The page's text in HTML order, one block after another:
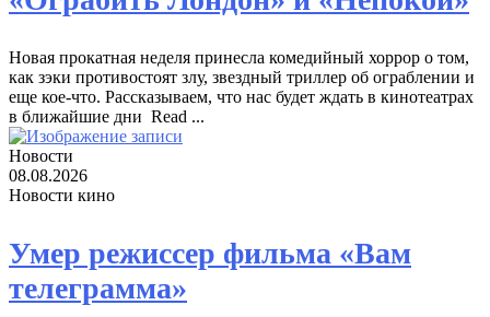
Новая прокатная неделя принесла комедийный хоррор о том,
как зэки противостоят злу, звездный триллер об ограблении и
еще кое-что. Рассказываем, что нас будет ждать в кинотеатрах
в ближайшие дни ​ Read ...
Новости
08.08.2026
Новости кино
Умер режиссер фильма «Вам
телеграмма»